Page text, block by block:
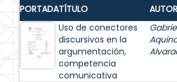
PORTADATÍTULO
Uso de conectores
discursivos en la
argumentación,
competencia
comunicativa